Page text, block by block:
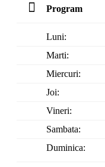
Program
Luni:
Marti:
Miercuri:
Joi:
Vineri:
Sambata:
Duminica: